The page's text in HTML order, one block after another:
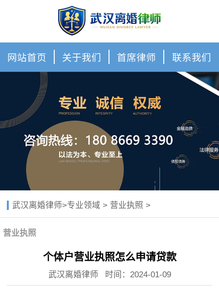
网站首页 关于我们 首席律师 联系我们
武汉离婚律师>专业领域 > 营业执照 >
营业执照
个体户营业执照怎么申请贷款
武汉离婚律师 时间：2024-01-09